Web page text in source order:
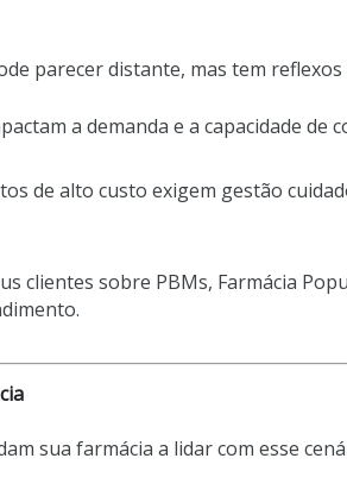
parecer distante, mas tem
a demanda e a capacidade de
de alto custo exigem gestão
clientes sobre PBMs, Farmácia
sua farmácia a lidar com esse